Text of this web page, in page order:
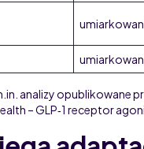
analizy opublikowane
– GLP‑1 receptor